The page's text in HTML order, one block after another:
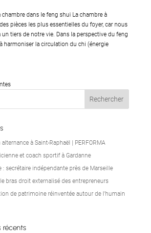
chambre dans le feng shui La chambre à
pièces les plus essentielles du foyer, car nous
un tiers de notre vie. Dans la perspective du feng
harmoniser la circulation du chi (énergie
à Saint-Raphaël | PERFORMA
et coach sportif à Gardanne
: secrétaire indépendante près de Marseille
bras droit externalisé des entrepreneurs
de patrimoine réinventée autour de l’humain
récents